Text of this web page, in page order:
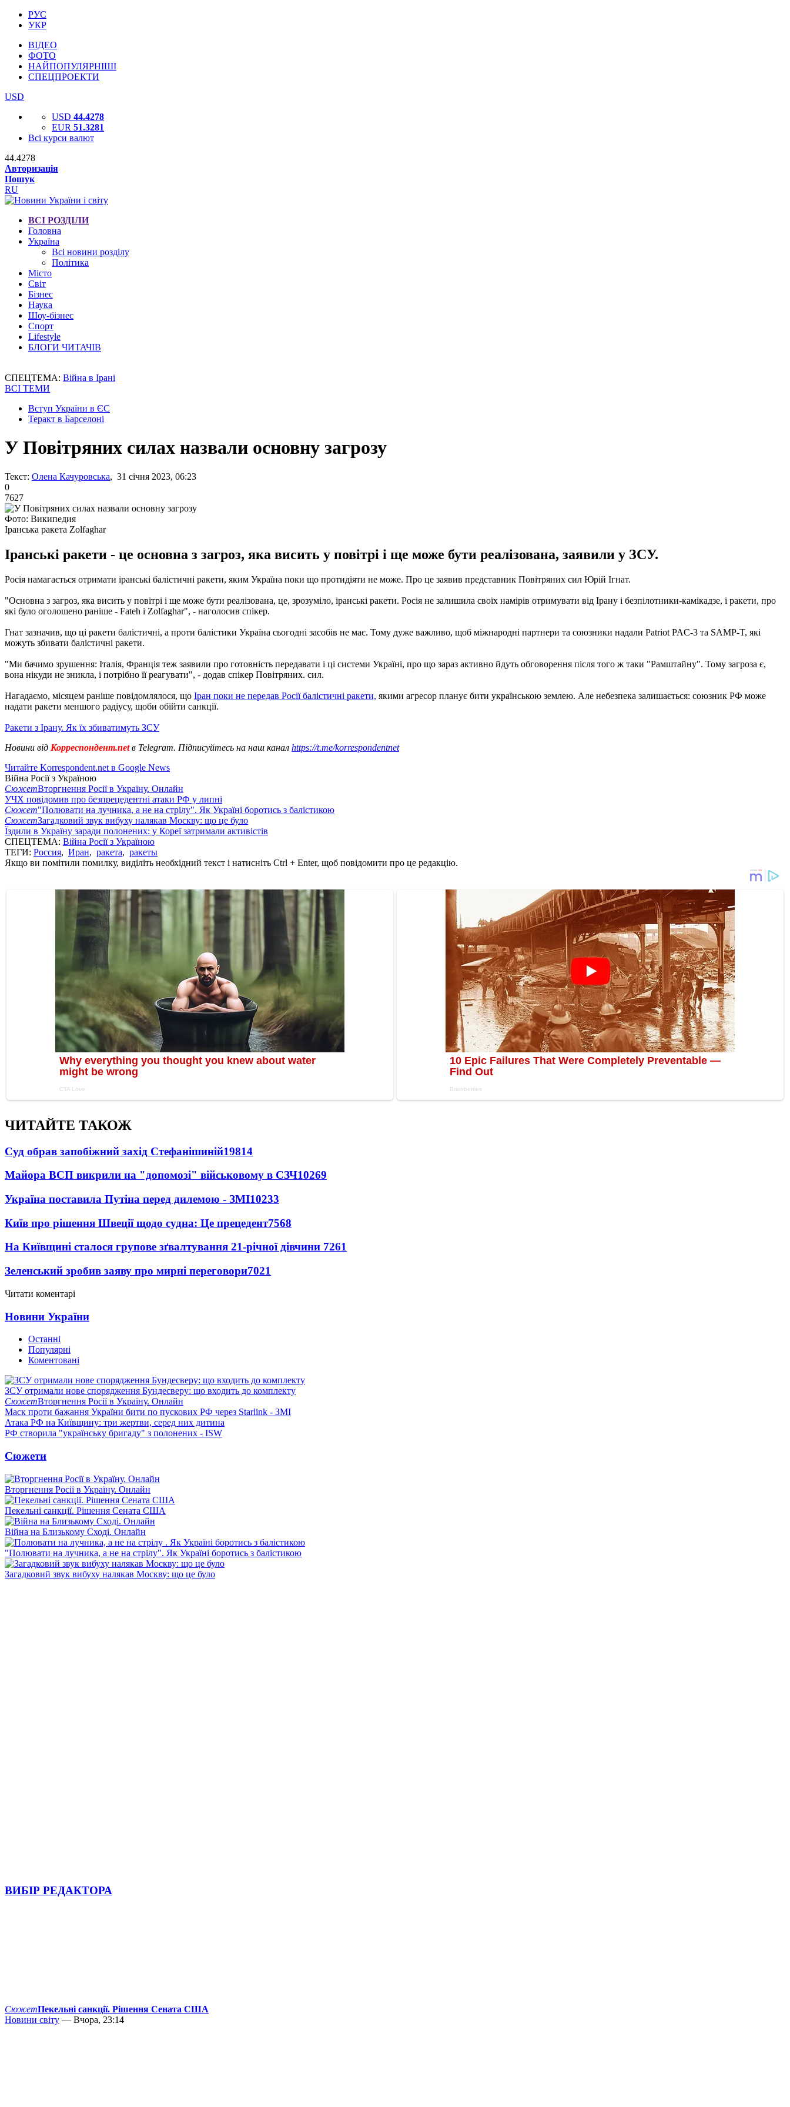
РУС
УКР
ВІДЕО
ФОТО
НАЙПОПУЛЯРНІШІ
СПЕЦПРОЕКТИ
USD
USD 44.4278
EUR 51.3281
Всі курси валют
44.4278
Авторизація
Пошук
RU
ВСІ РОЗДІЛИ
Головна
Україна
Всі новини розділу
Політика
Місто
Світ
Бізнес
Наука
Шоу-бізнес
Спорт
Lifestyle
БЛОГИ ЧИТАЧІВ
СПЕЦТЕМА: Війна в Ірані
ВСІ ТЕМИ
Вступ України в ЄС
Теракт в Барселоні
У Повітряних силах назвали основну загрозу
Текст: Олена Качуровська, 31 січня 2023, 06:23
0
7627
Фото: Википедия
Іранська ракета Zolfaghar
Іранські ракети - це основна з загроз, яка висить у повітрі і ще може бути реалізована, заявили у ЗСУ.
Росія намагається отримати іранські балістичні ракети, яким Україна поки що протидіяти не може. Про це заявив представник Повітряних сил Юрій Ігнат.
"Основна з загроз, яка висить у повітрі і ще може бути реалізована, це, зрозуміло, іранські ракети. Росія не залишила своїх намірів отримувати від Ірану і безпілотники-камікадзе, і ракети, про
які було оголошено раніше - Fateh і Zolfaghar", - наголосив спікер.
Гнат зазначив, що ці ракети балістичні, а проти балістики Україна сьогодні засобів не має. Тому дуже важливо, щоб міжнародні партнери та союзники надали Patriot PAC-3 та SAMP-T, які
можуть збивати балістичні ракети.
"Ми бачимо зрушення: Італія, Франція теж заявили про готовність передавати і ці системи Україні, про що зараз активно йдуть обговорення після того ж таки "Рамштайну". Тому загроза є,
вона нікуди не зникла, і потрібно її реагувати", - додав спікер Повітряних. сил.
Нагадаємо, місяцем раніше повідомлялося, що Іран поки не передав Росії балістичні ракети, якими агресор планує бити українською землею. Але небезпека залишається: союзник РФ може
надати ракети меншого радіусу, щоби обійти санкції.
Ракети з Ірану. Як їх збиватимуть ЗСУ
Новини від Корреспондент.netв Telegram. Підписуйтесь на наш канал https://t.me/korrespondentnet
Читайте Korrespondent.net в Google News
Війна Росії з Україною
СюжетВторгнення Росії в Україну. Онлайн
УЧХ повідомив про безпрецедентні атаки РФ у липні
Сюжет"Полювати на лучника, а не на стрілу". Як Україні боротись з балістикою
СюжетЗагадковий звук вибуху налякав Москву: що це було
Їздили в Україну заради полонених: у Кореї затримали активістів
СПЕЦТЕМА: Війна Росії з Україною
ТЕГИ: Россия, Иран, ракета, ракеты
Якщо ви помітили помилку, виділіть необхідний текст і натисніть Ctrl + Enter, щоб повідомити про це редакцію.
ЧИТАЙТЕ ТАКОЖ
Суд обрав запобіжний захід Стефанішиній19814
Майора ВСП викрили на "допомозі" військовому в СЗЧ10269
Україна поставила Путіна перед дилемою - ЗМІ10233
Київ про рішення Швеції щодо судна: Це прецедент7568
На Київщині сталося групове зґвалтування 21-річної дівчини 7261
Зеленський зробив заяву про мирні переговори7021
Читати коментарі
Новини України
Останні
Популярні
Коментовані
ЗСУ отримали нове спорядження Бундесверу: що входить до комплекту
СюжетВторгнення Росії в Україну. Онлайн
Маск проти бажання України бити по пускових РФ через Starlink - ЗМІ
Атака РФ на Київщину: три жертви, серед них дитина
РФ створила "українську бригаду" з полонених - ISW
Сюжети
Вторгнення Росії в Україну. Онлайн
Пекельні санкції. Рішення Сената США
Війна на Близькому Сході. Онлайн
"Полювати на лучника, а не на стрілу". Як Україні боротись з балістикою
Загадковий звук вибуху налякав Москву: що це було
ВИБІР РЕДАКТОРА
СюжетПекельні санкції. Рішення Сената США
Новини світу — Вчора, 23:14